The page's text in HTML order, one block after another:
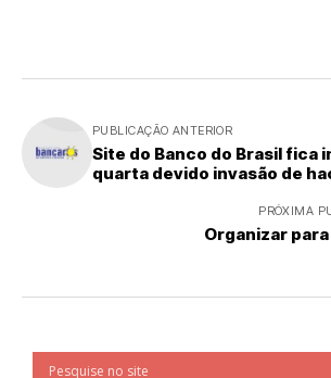
PUBLICAÇÃO ANTERIOR
Site do Banco do Brasil fica
quarta devido invasão de
PRÓXIMA
Organizar